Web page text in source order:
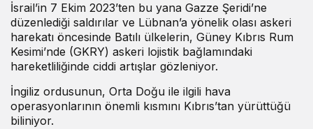
İsrail’in 7 Ekim 2023’ten bu yana Gazze Şeridi’ne
düzenlediği saldırılar ve Lübnan’a yönelik olası askeri
harekatı öncesinde Batılı ülkelerin, Güney Kıbrıs Rum
Kesimi’nde (GKRY) askeri lojistik bağlamındaki
hareketliliğinde ciddi artışlar gözleniyor.
İngiliz ordusunun, Orta Doğu ile ilgili hava
operasyonlarının önemli kısmını Kıbrıs’tan yürüttüğü
biliniyor.